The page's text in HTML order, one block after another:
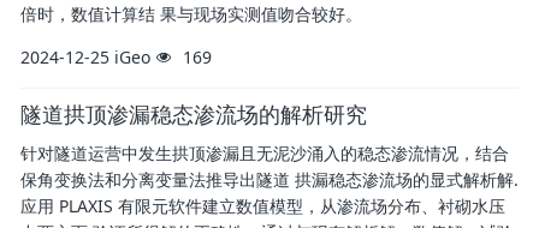
倍时，数值计算结 果与现场实测值吻合较好。
2024-12-25 iGeo 169
隧道拱顶渗漏稳态渗流场的解析研究
针对隧道运营中发生拱顶渗漏且无泥沙涌入的稳态渗流情况，结合
保角变换法和分离变量法推导出隧道 拱漏稳态渗流场的显式解析解.
应用 PLAXIS 有限元软件建立数值模型，从渗流场分布、衬砌水压